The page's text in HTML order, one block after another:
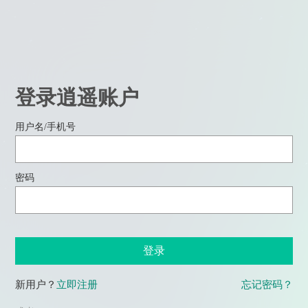
登录逍遥账户
用户名/手机号
密码
登录
新用户？ 立即注册 忘记密码？